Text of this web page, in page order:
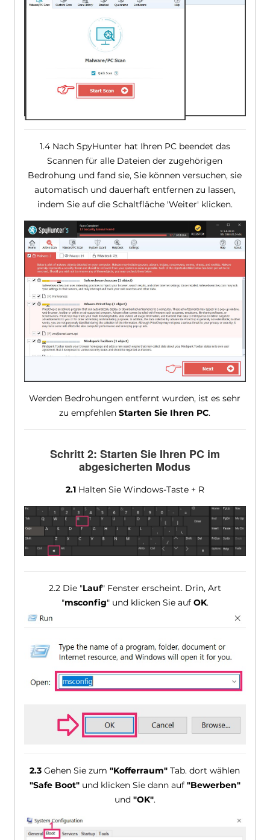
1.4 Nach SpyHunter hat Ihren PC beendet das
Scannen für alle Dateien der zugehörigen
Bedrohung und fand sie, Sie können versuchen, sie
automatisch und dauerhaft entfernen zu lassen,
indem Sie auf die Schaltfläche 'Weiter' klicken.
Werden Bedrohungen entfernt wurden, ist es sehr
zu empfehlenStarten Sie Ihren PC.
Schritt 2: Starten Sie Ihren PC im
abgesicherten Modus
2.1Halten Sie Windows-Taste + R
2.2 Die "Lauf" Fenster erscheint. Drin, Art
"msconfig" und klicken Sie auf OK.
2.3 Gehen Sie zum"Kofferraum" Tab. dort wählen
"Safe Boot"und klicken Sie dann auf "Bewerben"
und "OK".